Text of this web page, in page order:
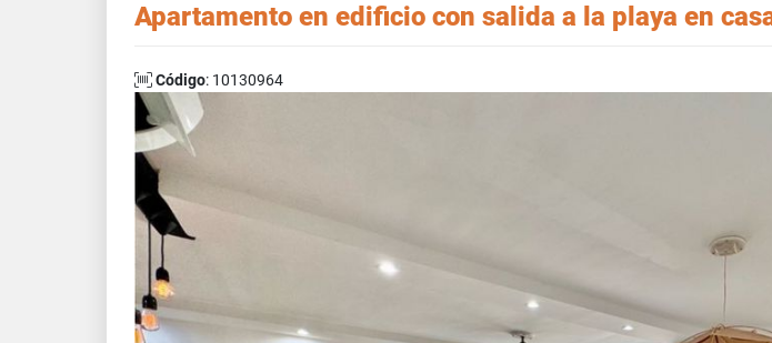
Apartamento en edificio con salida a la playa en
Código: 10130964